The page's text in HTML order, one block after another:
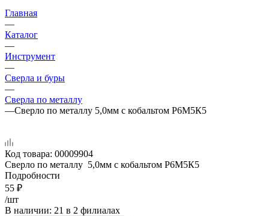
Главная
—
Каталог
—
Инструмент
—
Сверла и буры
—
Сверла по металлу
—Сверло по металлу 5,0мм с кобальтом Р6М5К5
Код товара: 00009904
Сверло по металлу 5,0мм с кобальтом Р6М5К5
Подробности
55 ₽
/шт
В наличии: 21 в 2 филиалах